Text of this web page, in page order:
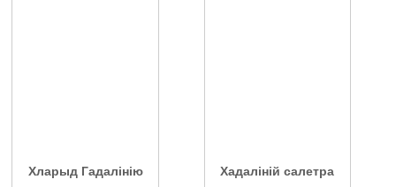
Хларыд Гадалінію Хадаліній салетра